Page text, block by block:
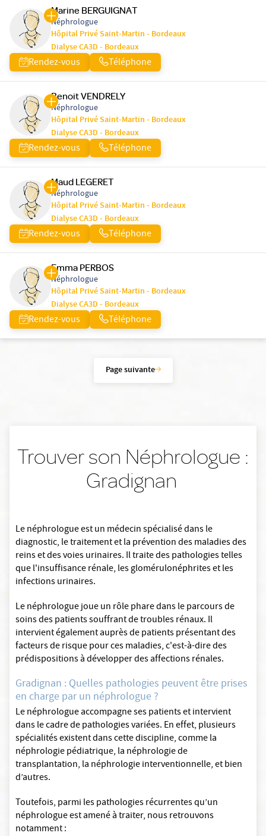
Marine BERGUIGNAT
Néphrologue
Hôpital Privé Saint-Martin - Bordeaux
Dialyse CA3D - Bordeaux
Rendez-vous Téléphone
Benoit VENDRELY
Néphrologue
Hôpital Privé Saint-Martin - Bordeaux
Dialyse CA3D - Bordeaux
Rendez-vous Téléphone
Maud LEGERET
Néphrologue
Hôpital Privé Saint-Martin - Bordeaux
Dialyse CA3D - Bordeaux
Rendez-vous Téléphone
Emma PERBOS
Néphrologue
Hôpital Privé Saint-Martin - Bordeaux
Dialyse CA3D - Bordeaux
Rendez-vous Téléphone
Page suivante
Trouver son Néphrologue :
Gradignan
Le néphrologue est un médecin spécialisé dans le
diagnostic, le traitement et la prévention des maladies des
reins et des voies urinaires. Il traite des pathologies telles
que l'insuffisance rénale, les glomérulonéphrites et les
infections urinaires.
Le néphrologue joue un rôle phare dans le parcours de
soins des patients souffrant de troubles rénaux. Il
intervient également auprès de patients présentant des
facteurs de risque pour ces maladies, c'est-à-dire des
prédispositions à développer des affections rénales.
Gradignan : Quelles pathologies peuvent être prises
en charge par un néphrologue ?
Le néphrologue accompagne ses patients et intervient
dans le cadre de pathologies variées. En effet, plusieurs
spécialités existent dans cette discipline, comme la
néphrologie pédiatrique, la néphrologie de
transplantation, la néphrologie interventionnelle, et bien
d’autres.
Toutefois, parmi les pathologies récurrentes qu’un
néphrologue est amené à traiter, nous retrouvons
notamment :